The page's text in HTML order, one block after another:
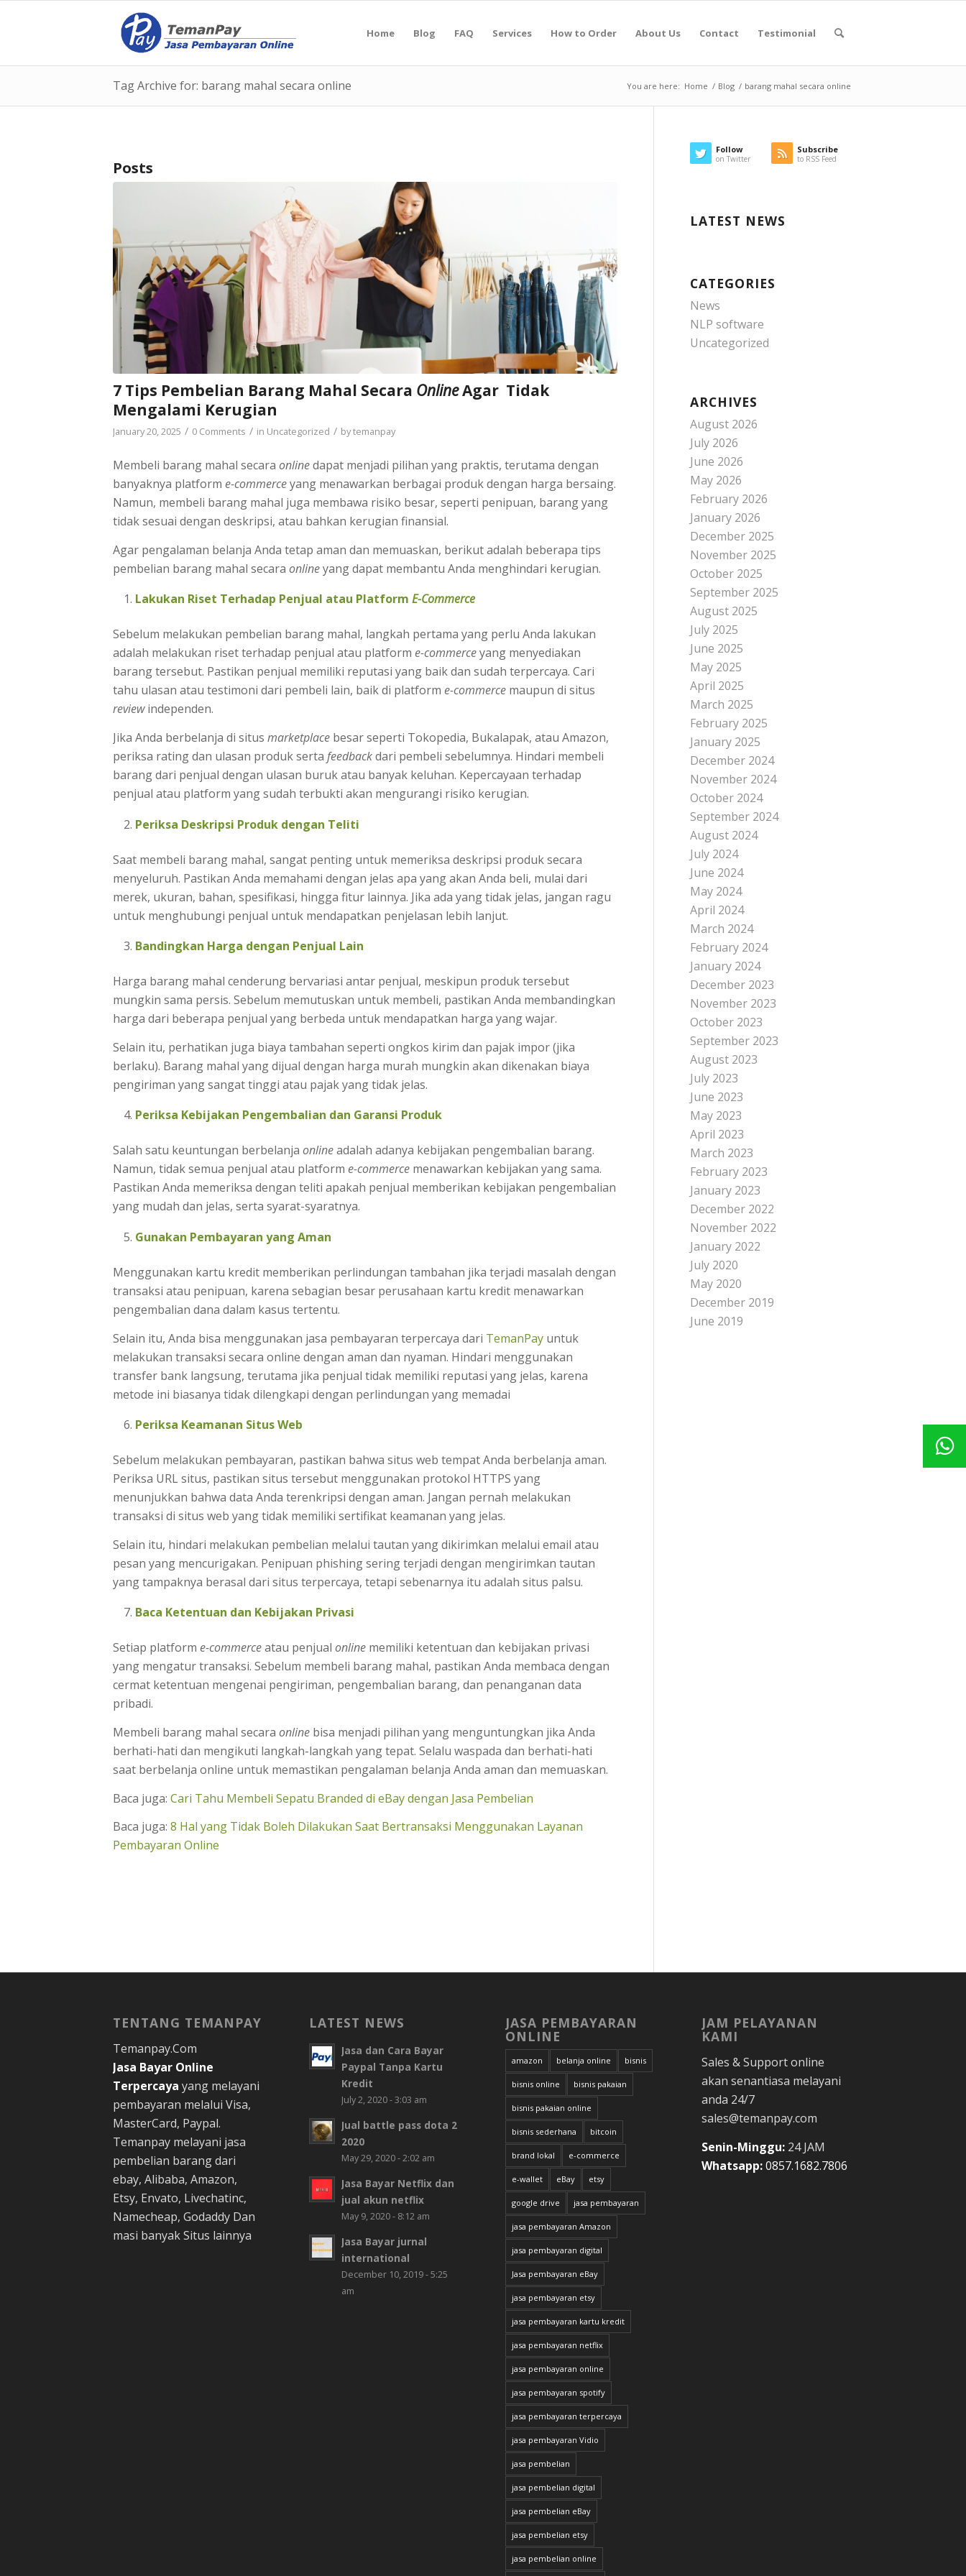
Home Blog FAQ Services How to Order About Us Contact Testimonial
Tag Archive for: barang mahal secara online You are here: Home / Blog / barang mahal secara online
Posts
7 Tips Pembelian Barang Mahal Secara OnlineAgar Tidak
Mengalami Kerugian
January 20, 2025 / 0 Comments / in Uncategorized / bytemanpay
Membeli barang mahal secara onlinedapat menjadi pilihan yang praktis, terutama dengan
banyaknya platform e-commerceyang menawarkan berbagai produk dengan harga bersaing.
Namun, membeli barang mahal juga membawa risiko besar, seperti penipuan, barang yang
tidak sesuai dengan deskripsi, atau bahkan kerugian finansial.
Agar pengalaman belanja Anda tetap aman dan memuaskan, berikut adalah beberapa tips
pembelian barang mahal secara onlineyang dapat membantu Anda menghindari kerugian.
Lakukan Riset Terhadap Penjual atau Platform E-Commerce
Sebelum melakukan pembelian barang mahal, langkah pertama yang perlu Anda lakukan
adalah melakukan riset terhadap penjual atau platform e-commerceyang menyediakan
barang tersebut. Pastikan penjual memiliki reputasi yang baik dan sudah terpercaya. Cari
tahu ulasan atau testimoni dari pembeli lain, baik di platform e-commerce maupun di situs
reviewindependen.
Jika Anda berbelanja di situs marketplace besar seperti Tokopedia, Bukalapak, atau Amazon,
periksa rating dan ulasan produk serta feedbackdari pembeli sebelumnya. Hindari membeli
barang dari penjual dengan ulasan buruk atau banyak keluhan. Kepercayaan terhadap
penjual atau platform yang sudah terbukti akan mengurangi risiko kerugian.
Periksa Deskripsi Produk dengan Teliti
Saat membeli barang mahal, sangat penting untuk memeriksa deskripsi produk secara
menyeluruh. Pastikan Anda memahami dengan jelas apa yang akan Anda beli, mulai dari
merek, ukuran, bahan, spesifikasi, hingga fitur lainnya. Jika ada yang tidak jelas, jangan ragu
untuk menghubungi penjual untuk mendapatkan penjelasan lebih lanjut.
Bandingkan Harga dengan Penjual Lain
Harga barang mahal cenderung bervariasi antar penjual, meskipun produk tersebut
mungkin sama persis. Sebelum memutuskan untuk membeli, pastikan Anda membandingkan
harga dari beberapa penjual yang berbeda untuk mendapatkan harga yang wajar.
Selain itu, perhatikan juga biaya tambahan seperti ongkos kirim dan pajak impor (jika
berlaku). Barang mahal yang dijual dengan harga murah mungkin akan dikenakan biaya
pengiriman yang sangat tinggi atau pajak yang tidak jelas.
Periksa Kebijakan Pengembalian dan Garansi Produk
Salah satu keuntungan berbelanja onlineadalah adanya kebijakan pengembalian barang.
Namun, tidak semua penjual atau platform e-commerce menawarkan kebijakan yang sama.
Pastikan Anda memeriksa dengan teliti apakah penjual memberikan kebijakan pengembalian
yang mudah dan jelas, serta syarat-syaratnya.
Gunakan Pembayaran yang Aman
Menggunakan kartu kredit memberikan perlindungan tambahan jika terjadi masalah dengan
transaksi atau penipuan, karena sebagian besar perusahaan kartu kredit menawarkan
pengembalian dana dalam kasus tertentu.
Selain itu, Anda bisa menggunakan jasa pembayaran terpercaya dari TemanPay untuk
melakukan transaksi secara online dengan aman dan nyaman. Hindari menggunakan
transfer bank langsung, terutama jika penjual tidak memiliki reputasi yang jelas, karena
metode ini biasanya tidak dilengkapi dengan perlindungan yang memadai
Periksa Keamanan Situs Web
Sebelum melakukan pembayaran, pastikan bahwa situs web tempat Anda berbelanja aman.
Periksa URL situs, pastikan situs tersebut menggunakan protokol HTTPS yang
menunjukkan bahwa data Anda terenkripsi dengan aman. Jangan pernah melakukan
transaksi di situs web yang tidak memiliki sertifikat keamanan yang jelas.
Selain itu, hindari melakukan pembelian melalui tautan yang dikirimkan melalui email atau
pesan yang mencurigakan. Penipuan phishing sering terjadi dengan mengirimkan tautan
yang tampaknya berasal dari situs terpercaya, tetapi sebenarnya itu adalah situs palsu.
Baca Ketentuan dan Kebijakan Privasi
Setiap platform e-commerceatau penjual online memiliki ketentuan dan kebijakan privasi
yang mengatur transaksi. Sebelum membeli barang mahal, pastikan Anda membaca dengan
cermat ketentuan mengenai pengiriman, pengembalian barang, dan penanganan data
pribadi.
Membeli barang mahal secara online bisa menjadi pilihan yang menguntungkan jika Anda
berhati-hati dan mengikuti langkah-langkah yang tepat. Selalu waspada dan berhati-hati
saat berbelanja online untuk memastikan pengalaman belanja Anda aman dan memuaskan.
Baca juga: Cari Tahu Membeli Sepatu Branded di eBay dengan Jasa Pembelian
Baca juga: 8 Hal yang Tidak Boleh Dilakukan Saat Bertransaksi Menggunakan Layanan
Pembayaran Online
Follow
on Twitter
Subscribe
to RSS Feed
LATEST NEWS
CATEGORIES
News
NLP software
Uncategorized
ARCHIVES
August 2026
July 2026
June 2026
May 2026
February 2026
January 2026
December 2025
November 2025
October 2025
September 2025
August 2025
July 2025
June 2025
May 2025
April 2025
March 2025
February 2025
January 2025
December 2024
November 2024
October 2024
September 2024
August 2024
July 2024
June 2024
May 2024
April 2024
March 2024
February 2024
January 2024
December 2023
November 2023
October 2023
September 2023
August 2023
July 2023
June 2023
May 2023
April 2023
March 2023
February 2023
January 2023
December 2022
November 2022
January 2022
July 2020
May 2020
December 2019
June 2019
TENTANG TEMANPAY
Temanpay.Com
Jasa Bayar Online
Terpercaya yang melayani
pembayaran melalui Visa,
MasterCard, Paypal.
Temanpay melayani jasa
pembelian barang dari
ebay, Alibaba, Amazon,
Etsy, Envato, Livechatinc,
Namecheap, Godaddy Dan
masi banyak Situs lainnya
LATEST NEWS
Jasa dan Cara Bayar
Paypal Tanpa Kartu
Kredit
July 2, 2020 - 3:03 am
Jual battle pass dota 2
2020
May 29, 2020 - 2:02 am
Jasa Bayar Netflix dan
jual akun netflix
May 9, 2020 - 8:12 am
Jasa Bayar jurnal
international
December 10, 2019 - 5:25
am
JASA PEMBAYARAN
ONLINE
amazon belanja online bisnis
bisnis online bisnis pakaian
bisnis pakaian online
bisnis sederhana bitcoin
brand lokal e-commerce
e-wallet eBay etsy
google drive jasa pembayaran
jasa pembayaran Amazon
jasa pembayaran digital
Jasa pembayaran eBay
jasa pembayaran etsy
jasa pembayaran kartu kredit
jasa pembayaran netflix
jasa pembayaran online
jasa pembayaran spotify
jasa pembayaran terpercaya
jasa pembayaran Vidio
jasa pembelian
jasa pembelian digital
jasa pembelian eBay
jasa pembelian etsy
jasa pembelian online
JAM PELAYANAN
KAMI
Sales & Support online
akan senantiasa melayani
anda 24/7
sales@temanpay.com
Senin-Minggu: 24 JAM
Whatsapp:0857.1682.7806